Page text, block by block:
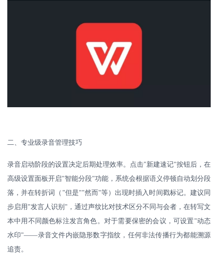
二、专业级录音管理技巧
录音启动阶段的设置决定后期处理效率。点击"新建速记"按钮后，在
高级设置面板开启"智能分段"功能，系统会根据语义停顿自动划分段
落，并在转折词（ "但是""然而 "等）出现时插入时间戳标记。建议同
步启用 "发言人识别 " ，通过声纹比对技术区分不同与会者，在转写文
本中用不同颜色标注发言角色。对于需要保密的会议，可设置"动态
水印"——录音文件内嵌隐形数字指纹，任何非法传播行为都能溯源
追责。